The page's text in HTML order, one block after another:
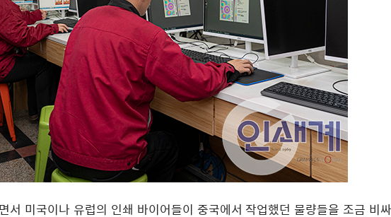
서 미국이나 유럽의 인쇄 바이어들이 중국에서 작업했던 물량들을 조금 비